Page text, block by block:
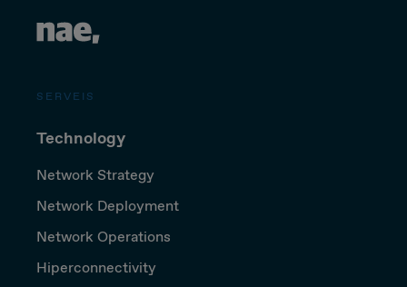
SERVEIS
Technology
Network Strategy
Network Deployment
Network Operations
Hiperconnectivity